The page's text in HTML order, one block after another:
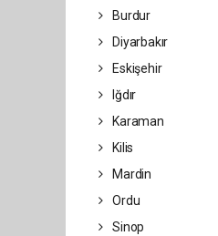
Burdur
Diyarbakır
Eskişehir
Iğdır
Karaman
Kilis
Mardin
Ordu
Sinop